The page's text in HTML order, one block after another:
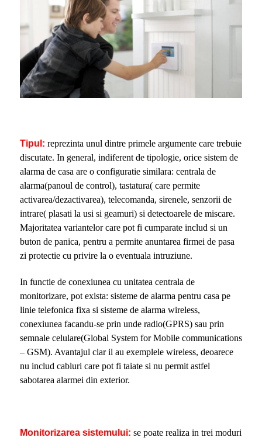
Tipul: reprezinta unul dintre primele argumente care trebuie
discutate. In general, indiferent de tipologie, orice sistem de
alarma de casa are o configuratie similara: centrala de
alarma(panoul de control), tastatura( care permite
activarea/dezactivarea), telecomanda, sirenele, senzorii de
intrare( plasati la usi si geamuri) si detectoarele de miscare.
Majoritatea variantelor care pot fi cumparate includ si un
buton de panica, pentru a permite anuntarea firmei de pasa
zi protectie cu privire la o eventuala intruziune.
In functie de conexiunea cu unitatea centrala de
monitorizare, pot exista: sisteme de alarma pentru casa pe
linie telefonica fixa si sisteme de alarma wireless,
conexiunea facandu-se prin unde radio(GPRS) sau prin
semnale celulare(Global System for Mobile communications
– GSM). Avantajul clar il au exemplele wireless, deoarece
nu includ cabluri care pot fi taiate si nu permit astfel
sabotarea alarmei din exterior.
Monitorizarea sistemului: se poate realiza in trei moduri